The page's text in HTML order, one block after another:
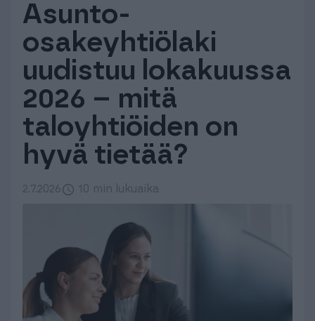
Tuki & Koulutus
Meistä & Ajankohtaista
Tilaa Procountor
Kirjaudu
Asunto-
osakeyhtiölaki
uudistuu lokakuussa
2026 – mitä
taloyhtiöiden on
hyvä tietää?
2.7.2026 10 min lukuaika